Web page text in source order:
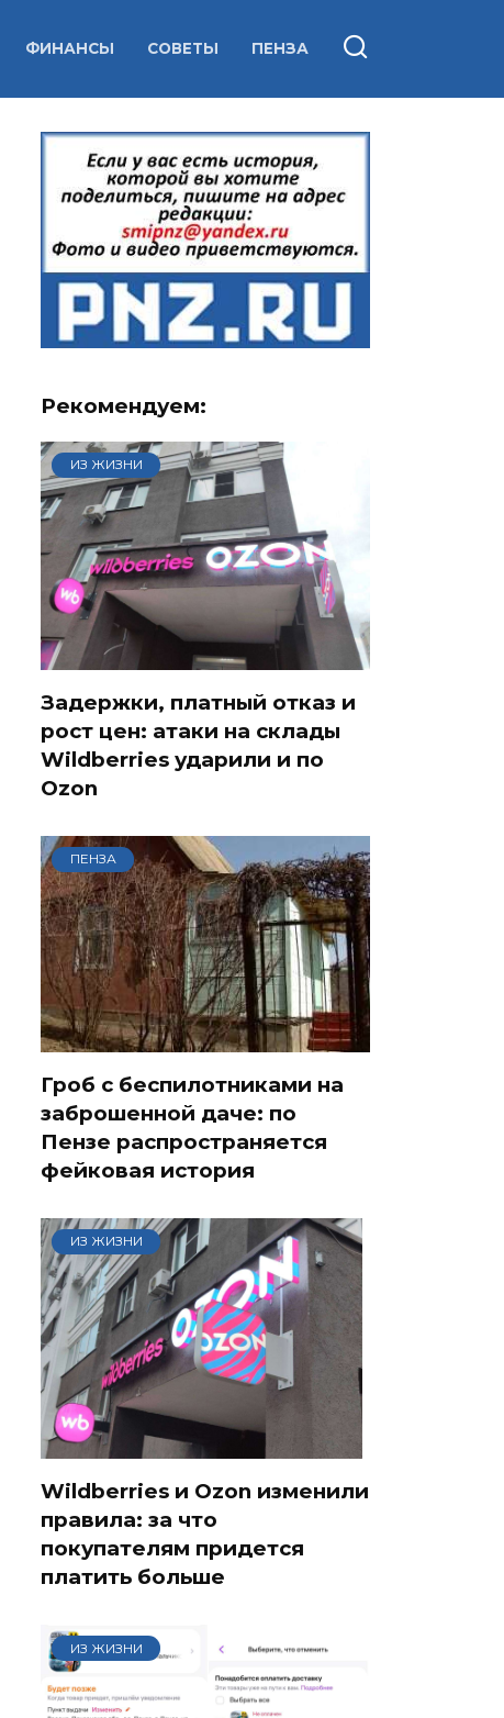
ФИНАНСЫ СОВЕТЫ ПЕНЗА
Рекомендуем:
ИЗ ЖИЗНИ
Задержки, платный отказ и
рост цен: атаки на склады
Wildberries ударили и по
Ozon
ПЕНЗА
Гроб с беспилотниками на
заброшенной даче: по
Пензе распространяется
фейковая история
ИЗ ЖИЗНИ
Wildberries и Ozon изменили
правила: за что
покупателям придется
платить больше
ИЗ ЖИЗНИ